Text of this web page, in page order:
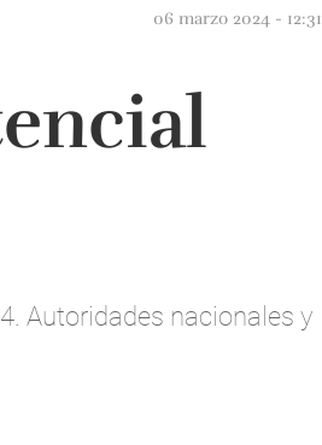
06 marzo 2024 - 12:31
Autoridades nacionales y